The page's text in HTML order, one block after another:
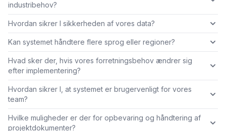
industribehov?
Hvordan sikrer I sikkerheden af vores data?
Kan systemet håndtere flere sprog eller regioner?
Hvad sker der, hvis vores forretningsbehov ændrer sig
efter implementering?
Hvordan sikrer I, at systemet er brugervenligt for vores
team?
Hvilke muligheder er der for opbevaring og håndtering af
projektdokumenter?